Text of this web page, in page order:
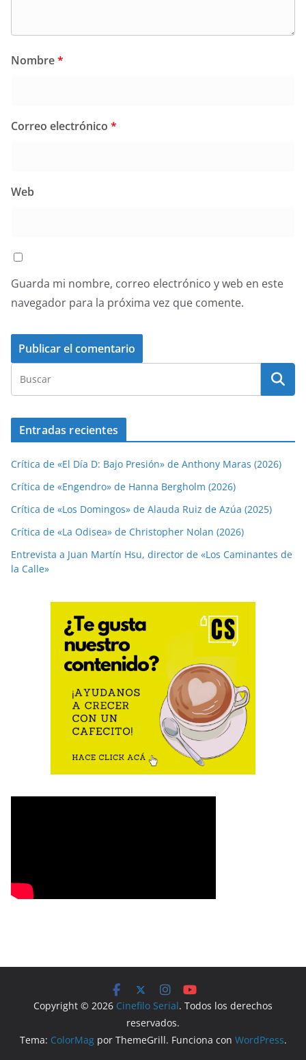
Nombre*
Correo electrónico *
Web
Guarda mi nombre, correo electrónico y web en este
navegador para la próxima vez que comente.
Entradas recientes
Crítica de «El Día D: Bajo Presión» de Anthony Maras (2026)
Crítica de «Engendro» de Hanna Bergholm (2026)
Crítica de «Los Domingos» de Alauda Ruiz de Azúa (2025)
Crítica de «La Odisea» de Christopher Nolan (2026)
Entrevista a Juan Martín Hsu, director de «Los Caminantes de
la Calle»
Copyright © 2026 Cinefilo Serial. Todos los derechos
reservados.
Tema: ColorMagpor ThemeGrill. Funciona con WordPress.